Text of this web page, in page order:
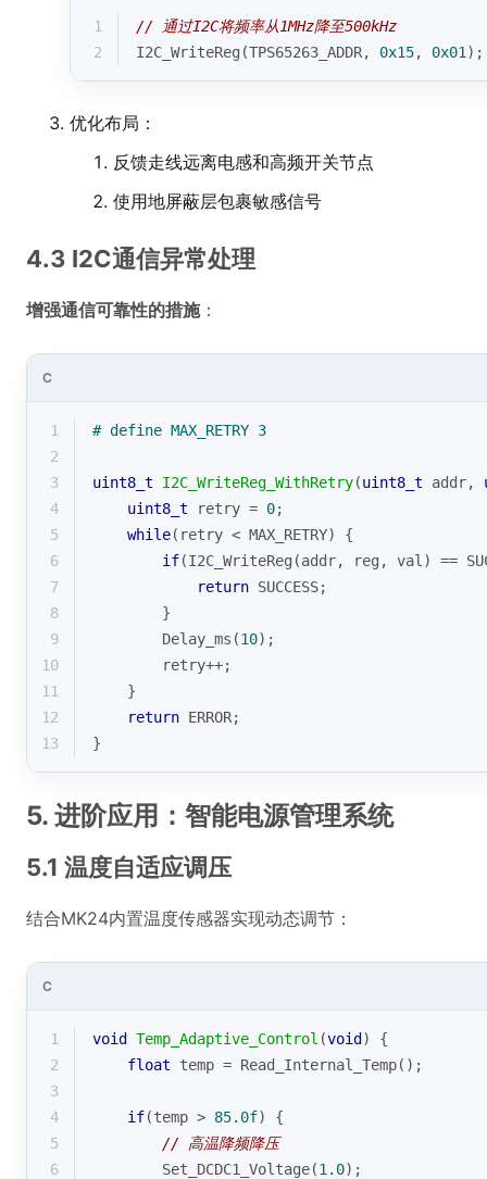
1
// 通过I2C将频率从1MHz降至500kHz
2
I2C_WriteReg(TPS65263_ADDR, 0x15, 0x01 );
优化布局：
反馈走线远离电感和高频开关节点
使用地屏蔽层包裹敏感信号
4.3 I2C通信异常处理
增强通信可靠性的措施：
C
1 # define MAX_RETRY 3
2
3
uint8_t I2C_WriteReg_WithRetry(uint8_t addr,
4
uint8_t retry = 0;
5
while(retry < MAX_RETRY) {
6
if(I2C_WriteReg(addr, reg, val) ==
7
return SUCCESS;
8
        }
9
        Delay_ms(
10);
10
        retry++;
11
    }
12
return ERROR;
13
}
5. 进阶应用：智能电源管理系统
5.1 温度自适应调压
结合MK24内置温度传感器实现动态调节：
C
1 void Temp_Adaptive_Control (void )
{
2
float temp = Read_Internal_Temp();
3
4
if(temp > 85.0f) {
5
// 高温降频降压
6
        Set_DCDC1_Voltage(
1.0);